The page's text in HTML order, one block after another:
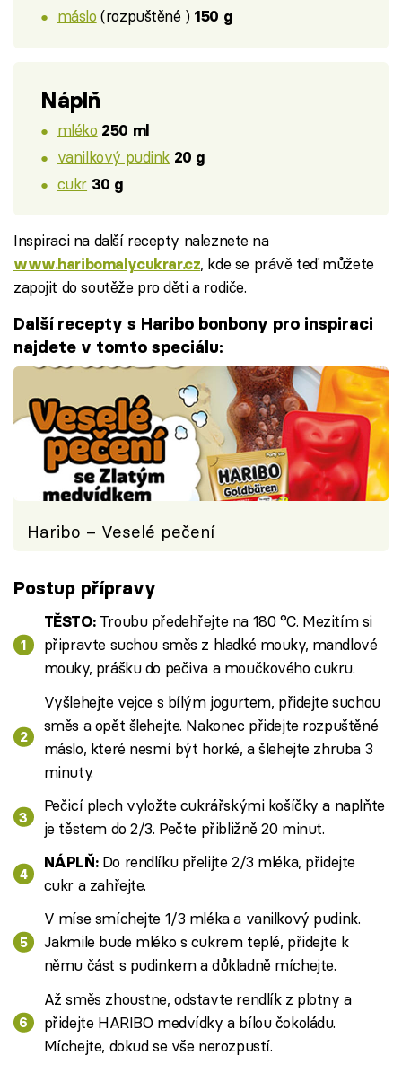
máslo (rozpuštěné ) 150 g
Náplň
mléko 250 ml
vanilkový pudink 20 g
cukr 30 g
Inspiraci na další recepty naleznete na
www.haribomalycukrar.cz, kde se právě teď můžete
zapojit do soutěže pro děti a rodiče.
Další recepty s Haribo bonbony pro inspiraci
najdete v tomto speciálu:
Haribo – Veselé pečení
Postup přípravy
TĚSTO:Troubu předehřejte na 180 °C. Mezitím si
připravte suchou směs z hladké mouky, mandlové
mouky, prášku do pečiva a moučkového cukru.
Vyšlehejte vejce s bílým jogurtem, přidejte suchou
směs a opět šlehejte. Nakonec přidejte rozpuštěné
máslo, které nesmí být horké, a šlehejte zhruba 3
minuty.
Pečicí plech vyložte cukrářskými košíčky a naplňte
je těstem do 2/3. Pečte přibližně 20 minut.
NÁPLŇ:Do rendlíku přelijte 2/3 mléka, přidejte
cukr a zahřejte.
V míse smíchejte 1/3 mléka a vanilkový pudink.
Jakmile bude mléko s cukrem teplé, přidejte k
němu část s pudinkem a důkladně míchejte.
Až směs zhoustne, odstavte rendlík z plotny a
přidejte HARIBO medvídky a bílou čokoládu.
Míchejte, dokud se vše nerozpustí.